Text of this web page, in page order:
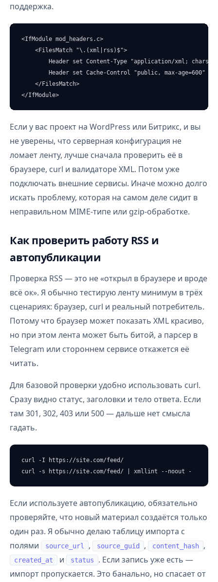
поддержка.
<IfModule mod_headers.c>
    <FilesMatch "\.(xml|rss)$">
Header set Content-Type "application/xml;
        Header set Cache-Control "public, max-age=600"
    </FilesMatch>
</IfModule>
Если у вас проект на WordPress или Битрикс, и вы
не уверены, что серверная конфигурация не
ломает ленту, лучше сначала проверить её в
браузере, curl и валидаторе XML. Потом уже
подключать внешние сервисы. Иначе можно долго
искать проблему, которая на самом деле сидит в
неправильном MIME-типе или gzip-обработке.
Как проверить работу RSS и
автопубликации
Проверка RSS — это не «открыл в браузере и вроде
всё ок». Я обычно тестирую ленту минимум в трёх
сценариях: браузер, curl и реальный потребитель.
Потому что браузер может показать XML красиво,
но при этом лента может быть битой, а парсер в
Telegram или стороннем сервисе откажется её
читать.
Для базовой проверки удобно использовать curl.
Сразу видно статус, заголовки и тело ответа. Если
там 301, 302, 403 или 500 — дальше нет смысла
гадать.
curl -I https://site.com/feed/
curl -s https://site.com/feed/ | xmllint --noout -
Если используете автопубликацию, обязательно
проверяйте, что новый материал создаётся только
один раз. Я обычно делаю таблицу импорта с
полями
source_url , source_guid , content_hash ,
created_at и status
. Если запись уже есть —
импорт пропускается. Это банально, но спасает от